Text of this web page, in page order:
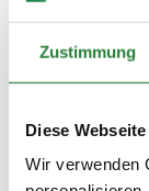
Zustimmung
Diese
Wir verwenden
Preisgeld
150,00 €
LKL/Art
3 4 5 6 LP
18.07.2025
(n)
Preisgeld